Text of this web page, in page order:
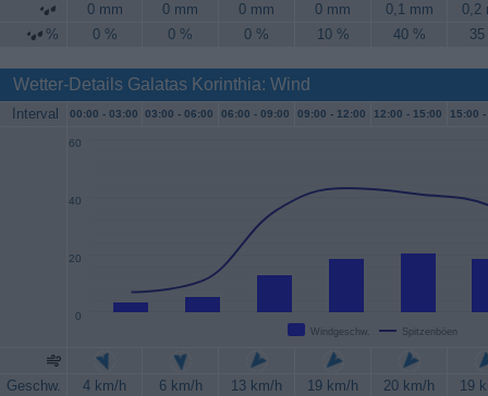
0 mm 0 mm 0 mm 0 mm 0,1 mm
0,2
%
0 % 0 % 0 % 10 % 40 %
Wetter-Details Galatas Korinthia: Wind
Interval 00:00 - 03:00 03:00 - 06:00 06:00 - 09:00 09:00 - 12:00 12:00 - 15:00 15:00 -
Windgeschw. Spitzenböen
0
20
40
60
Geschw. 4 km/h 6 km/h 13 km/h 19 km/h 20 km/h
19